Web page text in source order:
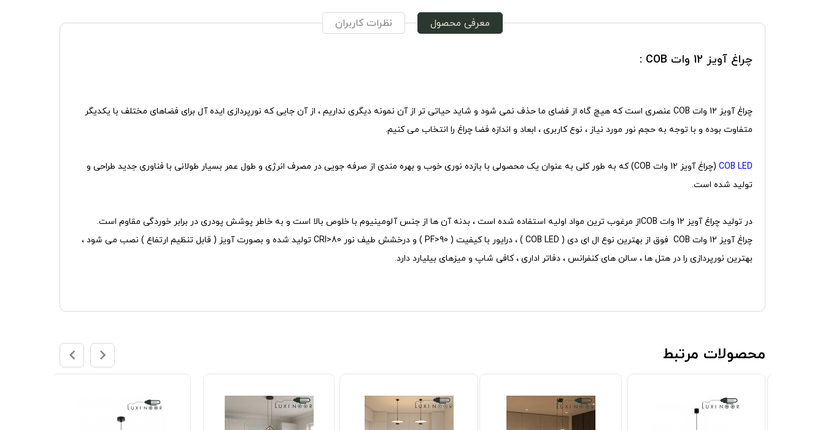
معرفی محصول نظرات کاربران
چراغ آویز 12 وات COB :
چراغ آویز 12 وات COB عنصری است که هیچ گاه از فضای ما حذف نمی شود و شاید حیاتی تر از آن نمونه دیگری نداریم ، از آن جایی که نورپردازی ایده آل برای فضاهای مختلف با یکدیگر
متفاوت بوده و با توجه به حجم نور مورد نیاز ، نوع کاربری ، ابعاد و اندازه فضا چراغ را انتخاب می کنیم.
COB LED
(چراغ آویز 12 وات COB) که به طور کلی به عنوان یک محصولی با بازده نوری خوب و بهره مندی از صرفه جویی در مصرف انرژی و طول عمر بسیار طولانی با فناوری جدید طراحی و
تولید شده است.
در تولید چراغ آویز 12 وات COBاز مرغوب ترین مواد اولیه استفاده شده است ، بدنه آن ها از جنس آلومینیوم با خلوص بالا است و به خاطر پوشش پودری در برابر خوردگی مقاوم است.
چراغ آویز 12 وات COB فوق از بهترین نوع ال ای دی ( COB LED ) ، درایور با کیفیت ( PF>90 ) و درخشش طیف نور CRI>80 تولید شده و بصورت آویز ( قابل تنظیم ارتفاع ) نصب می شود ،
بهترین نورپردازی را در هتل ها ، سالن های کنفرانس ، دفاتر اداری ، کافی شاپ و میزهای بیلیارد دارد.
محصولات مرتبط